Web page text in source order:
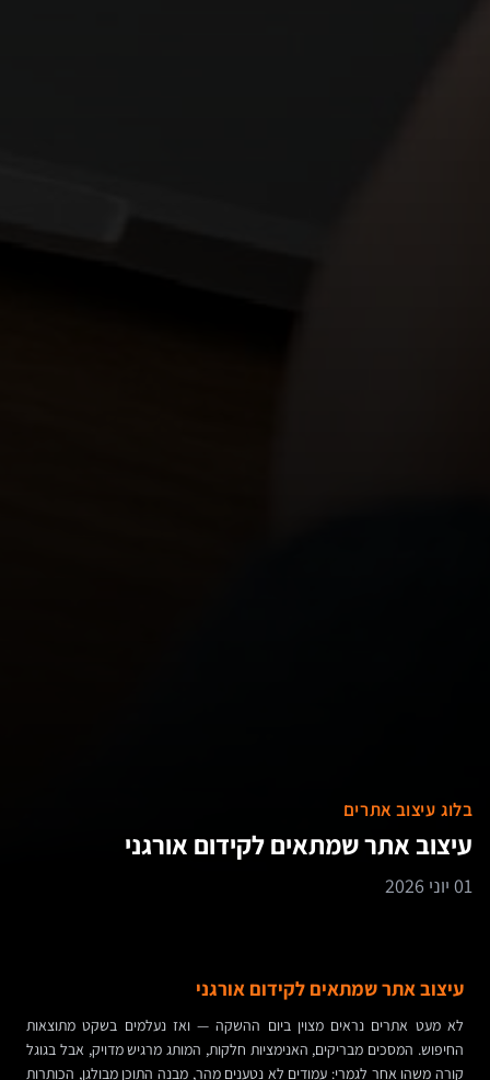
בלוג עיצוב אתרים
עיצוב אתר שמתאים לקידום אורגני
01 יוני 2026
עיצוב אתר שמתאים לקידום אורגני
לא מעט אתרים נראים מצוין ביום ההשקה — ואז נעלמים בשקט מתוצאות
החיפוש. המסכים מבריקים, האנימציות חלקות, המותג מרגיש מדויק, אבל בגוגל
קורה משהו אחר לגמרי: עמודים לא נטענים מהר, מבנה התוכן מבולגן, הכותרות